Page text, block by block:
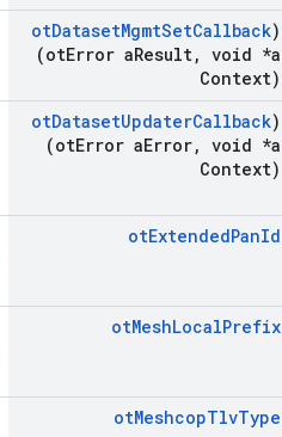
otDatasetMgmtSetCallback)
(otError aResult, void *a
Context)
otDatasetUpdaterCallback)
(otError aError, void *a
Context)
otExtendedPanId
otMeshLocalPrefix
otMeshcopTlvType